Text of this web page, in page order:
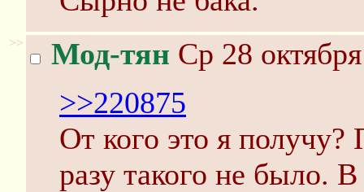
>> Мод-тян Ср 28
>>220875
От кого это я
разу такого не было.